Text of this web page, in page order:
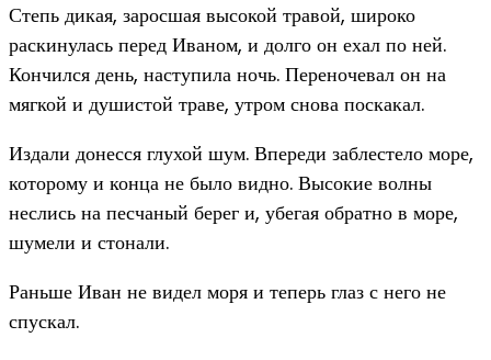
Степь дикая, заросшая высокой травой, широко
раскинулась перед Иваном, и долго он ехал по ней.
Кончился день, наступила ночь. Переночевал он на
мягкой и душистой траве, утром снова поскакал.
Издали донесся глухой шум. Впереди заблестело море,
которому и конца не было видно. Высокие волны
неслись на песчаный берег и, убегая обратно в море,
шумели и стонали.
Раньше Иван не видел моря и теперь глаз с него не
спускал.